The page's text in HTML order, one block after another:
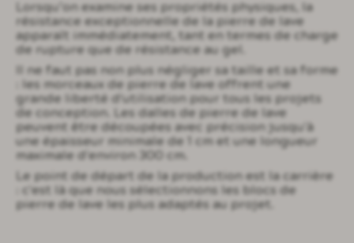
Lorsqu’on examine ses propriétés physiques, la
résistance exceptionnelle de la pierre de lave
apparaît immédiatement, tant en termes de charge
de rupture que de résistance au gel.
Il ne faut pas non plus négliger sa taille et sa forme
: les morceaux de pierre de lave offrent une
grande liberté d'utilisation pour tous les projets
de conception. Les dalles de pierre de lave
peuvent être découpées avec précision jusqu'à
une épaisseur minimale de 1 cm et une longueur
maximale d'environ 300 cm.
Le point de départ de la production est la carrière
: c'est là que nous sélectionnons les blocs de
pierre de lave les plus adaptés au projet.